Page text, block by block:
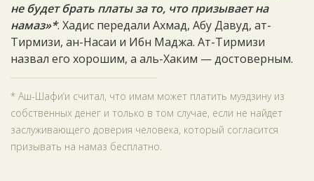
не будет брать платы за то, что призывает на
намаз»*. Хадис передали Ахмад, Абу Давуд, ат-
Тирмизи, ан-Насаи и Ибн Маджа. Ат-Тирмизи
назвал его хорошим, а аль-Хаким — достоверным.
* Аш-Шафи‘и считал, что имам может платить муэдзину из
собственных денег и только в том случае, если не найдет
заслуживающего доверия человека, который согласится
призывать на намаз бесплатно.